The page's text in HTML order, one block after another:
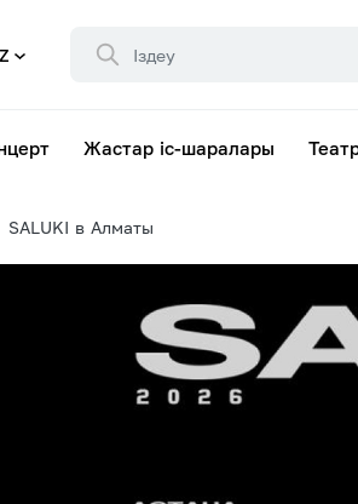
Жастар іс-шаралары
SALUKI в Алматы